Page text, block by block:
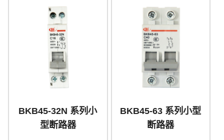
BKB45-32N 系列小
型断路器
BKB45-63 系列小型
断路器